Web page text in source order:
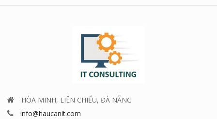
HÒA MINH, LIÊN CHIỂU, ĐÀ NẴNG
info@haucanit.com